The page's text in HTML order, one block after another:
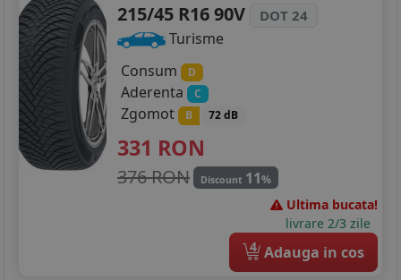
215/45 R16 90V
DOT 24
Turisme
Consum
D
Aderenta C
Zgomot B 72 dB
331 RON
376 RON Discount 11%
Ultima bucata!
livrare 2/3 zile
4 Adauga in cos